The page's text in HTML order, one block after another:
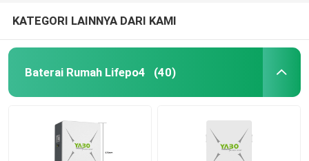
KATEGORI LAINNYA DARI KAMI
Baterai Rumah Lifepo4 (40)